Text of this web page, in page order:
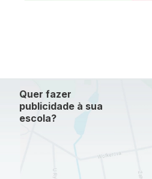
Quer fazer
publicidade à sua
escola?